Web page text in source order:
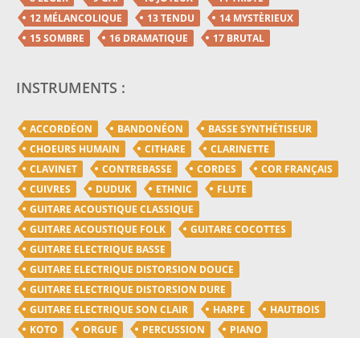
12 MÉLANCOLIQUE
13 TENDU
14 MYSTÈRIEUX
15 SOMBRE
16 DRAMATIQUE 17 BRUTAL
INSTRUMENTS :
ACCORDÉON BANDONÉON
BASSE SYNTHÉTISEUR
CHOEURS HUMAIN
CITHARE
CLARINETTE
CLAVINET
CONTREBASSE CORDES
COR FRANÇAIS
CUIVRES
DUDUK ETHNIC
FLUTE
GUITARE ACOUSTIQUE CLASSIQUE
GUITARE ACOUSTIQUE FOLK
GUITARE COCOTTES
GUITARE ELECTRIQUE BASSE
GUITARE ELECTRIQUE DISTORSION DOUCE
GUITARE ELECTRIQUE DISTORSION DURE
GUITARE ELECTRIQUE SON CLAIR
HARPE
HAUTBOIS
KOTO
ORGUE PERCUSSION
PIANO